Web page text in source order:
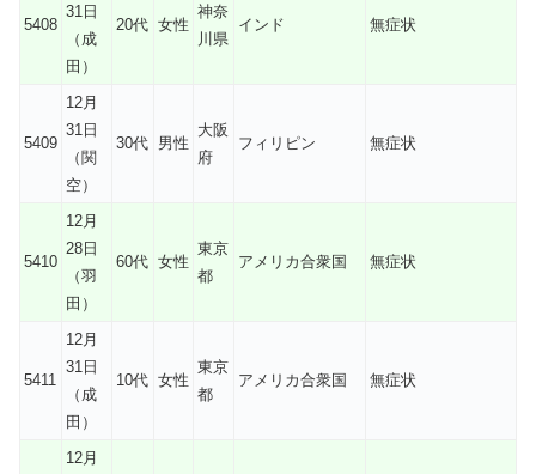
5408
31日
（成
田）
20代 女性
神奈
川県
インド 無症状
5409
12月
31日
（関
空）
30代 男性
大阪
府
フィリピン 無症状
5410
12月
28日
（羽
田）
60代 女性
東京
都
アメリカ合衆国 無症状
5411
12月
31日
（成
田）
10代 女性
東京
都
アメリカ合衆国 無症状
12月